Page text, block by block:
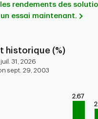
rendements des
un essai maintenant.
historique (%)
31, 2026
sept. 29, 2003
2.67